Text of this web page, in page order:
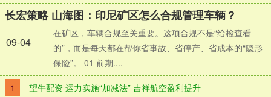
长宏策略 山海图：印尼矿区怎么合规管理车辆？
在矿区，车辆合规至关重要。这项合规不是“给检查看
的”，而是每天都在帮你省事故、省停产、省成本的“隐形
保险”。 01 前期....
09-04
1 望牛配资 运力实施“加减法” 吉祥航空盈利提升